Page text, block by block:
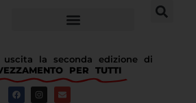
uscita la seconda edizione di
PER TUTTI